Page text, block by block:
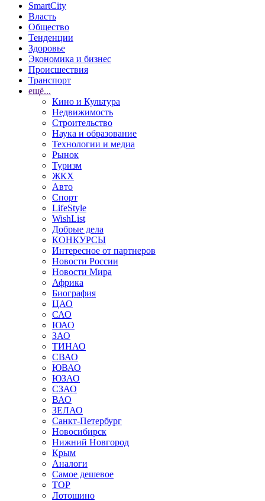
SmartCity
Власть
Общество
Тенденции
Здоровье
Экономика и бизнес
Происшествия
Транспорт
ещё...
Кино и Культура
Недвижимость
Строительство
Наука и образование
Технологии и медиа
Рынок
Туризм
ЖКХ
Авто
Спорт
LifeStyle
WishList
Добрые дела
КОНКУРСЫ
Интересное от партнеров
Новости России
Новости Мира
Африка
Биография
ЦАО
САО
ЮАО
ЗАО
ТИНАО
СВАО
ЮВАО
ЮЗАО
СЗАО
ВАО
ЗЕЛАО
Санкт-Петербург
Новосибирск
Нижний Новгород
Крым
Аналоги
Самое дешевое
TOP
Лотошино